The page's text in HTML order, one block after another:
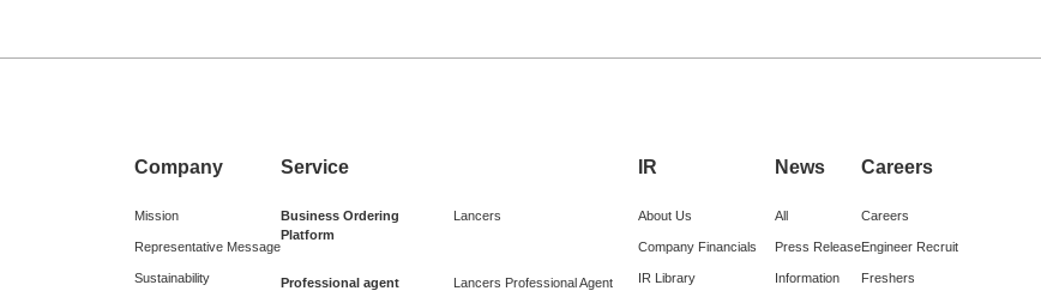
Company
Mission
Representative Message
Sustainability
Service
Business Ordering
Platform
Lancers
Professional agent
Lancers Professional Agent
IR
About Us
Company Financials
IR Library
News
All
Press Release
Information
Careers
Careers
Engineer Recruit
Freshers